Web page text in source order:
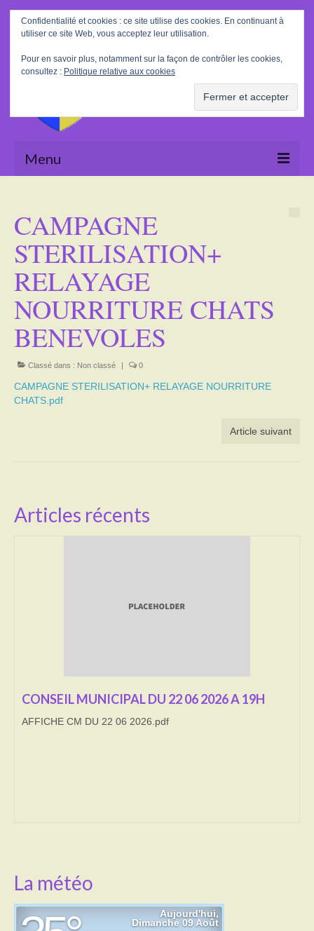
Rechercher
:
Menu
La Mairie
Le village
Tourisme
Actualités
Activités
Poésie
Contact
Infos utiles
CAMPAGNE
STERILISATION+
RELAYAGE
NOURRITURE CHATS
BENEVOLES
Classé dans : Non classé | 0
CAMPAGNE STERILISATION+ RELAYAGE NOURRITURE
CHATS.pdf
Article suivant
Articles récents
CONSEIL MUNICIPAL DU 22 06 2026 A 19H
AFFICHE CM DU 22 06 2026.pdf
La météo
Confidentialité et cookies : ce site utilise des cookies. En continuant à
utiliser ce site Web, vous acceptez leur utilisation.
Pour en savoir plus, notamment sur la façon de contrôler les cookies,
consultez : Politique relative aux cookies